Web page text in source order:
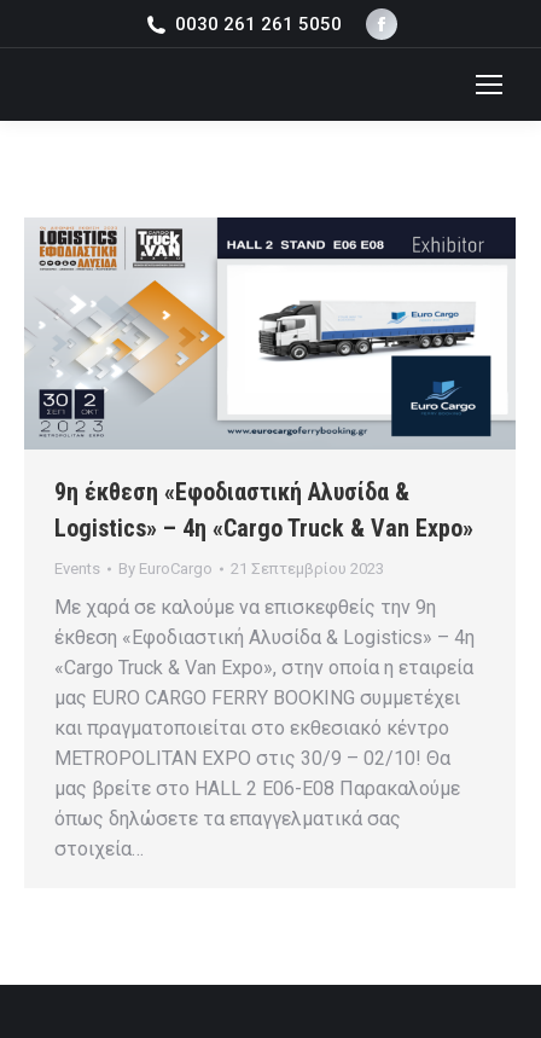
0030 261 261 5050
Facebook
page
in
9η έκθεση «Εφοδιαστική Αλυσίδα &
Logistics» – 4η «Cargo Truck & Van Expo»
Events By EuroCargo 21 Σεπτεμβρίου 2023
Με χαρά σε καλούμε να επισκεφθείς την 9η
έκθεση «Εφοδιαστική Αλυσίδα & Logistics» – 4η
«Cargo Truck & Van Expo», στην οποία η εταιρεία
μας EURO CARGO FERRY BOOKING συμμετέχει
και πραγματοποιείται στο εκθεσιακό κέντρο
METROPOLITAN EXPO στις 30/9 – 02/10! Θα
μας βρείτε στο HALL 2 E06-E08 Παρακαλούμε
όπως δηλώσετε τα επαγγελματικά σας
στοιχεία…